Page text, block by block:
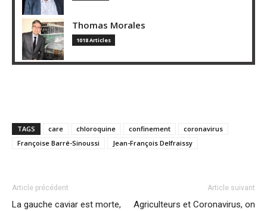
Thomas Morales
1018 Articles
TAGS care chloroquine confinement
coronavirus
Françoise Barré-Sinoussi
Jean-François Delfraissy
Article précédent
La gauche caviar est morte,
Article suivant
Agriculteurs et Coronavirus, on